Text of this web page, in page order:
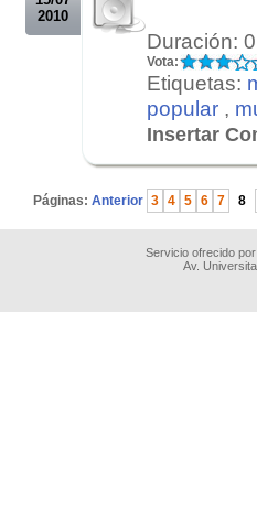
2010
Duración:
Vota:
Etiquetas:
popular ,
Insertar
Páginas: Anterior 3 4 5 6 7 8
Servicio ofrecido
Av.